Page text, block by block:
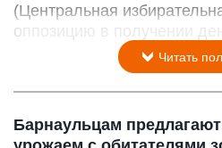
(Центральная
оппозицию в получении
Читать
Барнаульцам